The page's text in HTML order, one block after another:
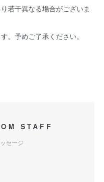
若干異なる場合がございま
。予めご了承ください。
STAFF
セージ